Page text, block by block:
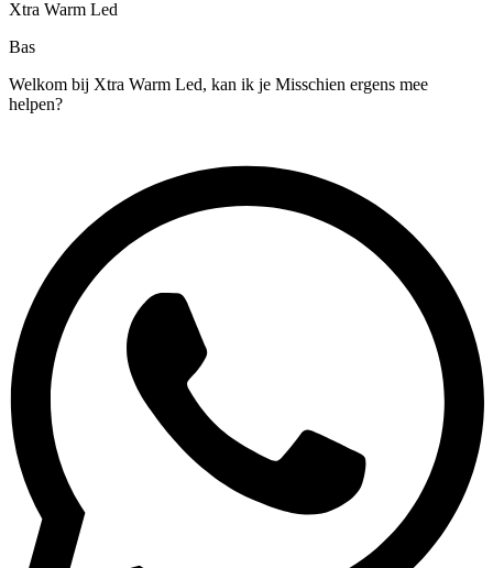
Xtra Warm Led
Bas
Welkom bij Xtra Warm Led, kan ik je Misschien ergens mee
helpen?